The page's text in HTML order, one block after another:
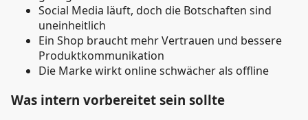
Social Media läuft, doch die Botschaften sind
uneinheitlich
Ein Shop braucht mehr Vertrauen und bessere
Produktkommunikation
Die Marke wirkt online schwächer als offline
Was intern vorbereitet sein sollte